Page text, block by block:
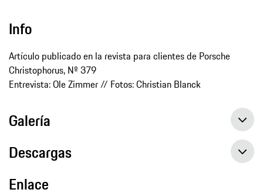
Info
Artículo publicado en la revista para clientes de Porsche
Christophorus, Nº 379
Entrevista: Ole Zimmer // Fotos: Christian Blanck
Galería
Descargas
Enlace